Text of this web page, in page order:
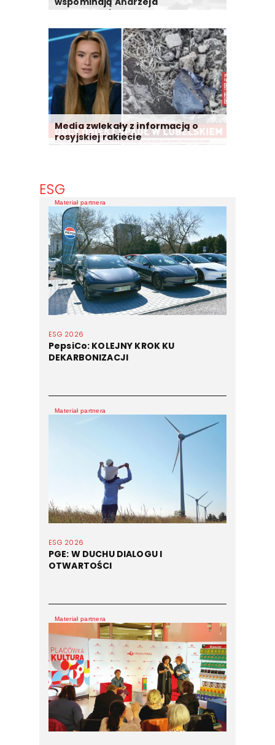
Morozowskiego
Media zwlekały z informacją o
rosyjskiej rakiecie
ESG
ESG 2026
PepsiCo: KOLEJNY KROK KU
DEKARBONIZACJI
Materiał partnera
ESG 2026
PGE: W DUCHU DIALOGU I
OTWARTOŚCI
Materiał partnera
Materiał partnera